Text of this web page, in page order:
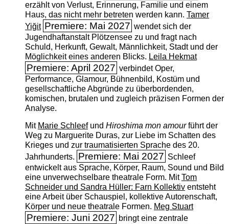
erzählt von Verlust, Erinnerung, Familie und einem
Haus, das nicht mehr betreten werden kann. Tamer
Yiğit Premiere: Mai 2027 wendet sich der
Jugendhaftanstalt Plötzensee zu und fragt nach
Schuld, Herkunft, Gewalt, Männlichkeit, Stadt und der
Möglichkeit eines anderen Blicks. Leila Hekmat
Premiere: April 2027 verbindet Oper,
Performance, Glamour, Bühnenbild, Kostüm und
gesellschaftliche Abgründe zu überbordenden,
komischen, brutalen und zugleich präzisen Formen der
Analyse.
Mit Marie Schleefund Hiroshima mon amourführt der
Weg zu Marguerite Duras, zur Liebe im Schatten des
Krieges und zur traumatisierten Sprache des 20.
Jahrhunderts. Premiere: Mai 2027 Schleef
entwickelt aus Sprache, Körper, Raum, Sound und Bild
eine unverwechselbare theatrale Form. MitTom
Schneider und Sandra Hüller: Farn Kollektiventsteht
eine Arbeit über Schauspiel, kollektive Autorenschaft,
Körper und neue theatrale Formen. Meg Stuart
Premiere: Juni 2027 bringt eine zentrale